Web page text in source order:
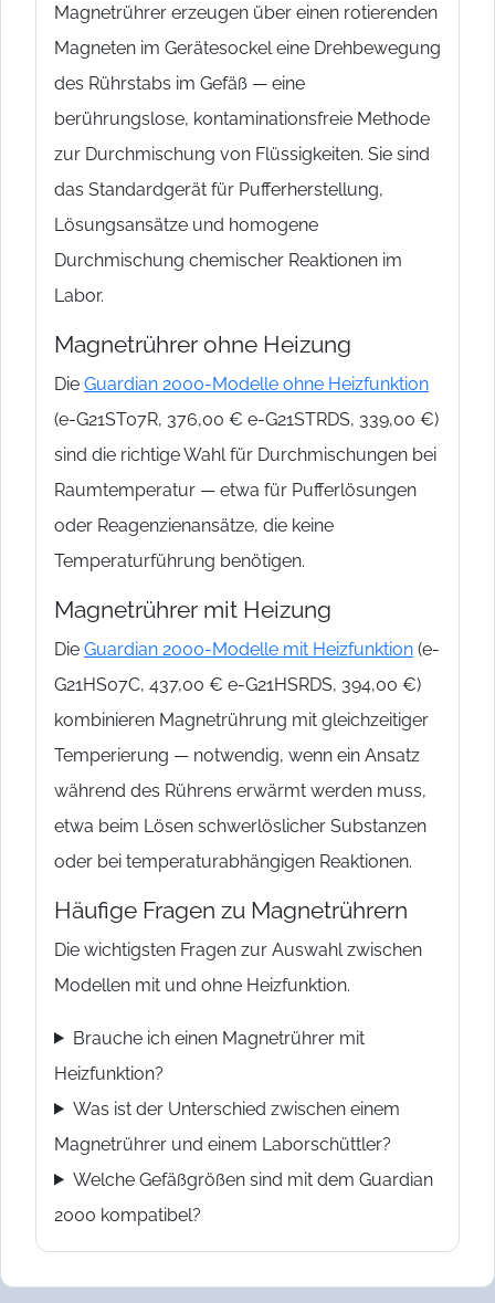
Magnetrührer erzeugen über einen rotierenden
Magneten im Gerätesockel eine Drehbewegung
des Rührstabs im Gefäß — eine
berührungslose, kontaminationsfreie Methode
zur Durchmischung von Flüssigkeiten. Sie sind
das Standardgerät für Pufferherstellung,
Lösungsansätze und homogene
Durchmischung chemischer Reaktionen im
Labor.
Magnetrührer ohne Heizung
Die Guardian 2000-Modelle ohne Heizfunktion
(e-G21ST07R, 376,00 € e-G21STRDS, 339,00 €)
sind die richtige Wahl für Durchmischungen bei
Raumtemperatur — etwa für Pufferlösungen
oder Reagenzienansätze, die keine
Temperaturführung benötigen.
Magnetrührer mit Heizung
Die Guardian 2000-Modelle mit Heizfunktion (e-
G21HS07C, 437,00 € e-G21HSRDS, 394,00 €)
kombinieren Magnetrührung mit gleichzeitiger
Temperierung — notwendig, wenn ein Ansatz
während des Rührens erwärmt werden muss,
etwa beim Lösen schwerlöslicher Substanzen
oder bei temperaturabhängigen Reaktionen.
Häufige Fragen zu Magnetrührern
Die wichtigsten Fragen zur Auswahl zwischen
Modellen mit und ohne Heizfunktion.
Brauche ich einen Magnetrührer mit
Heizfunktion?
Was ist der Unterschied zwischen einem
Magnetrührer und einem Laborschüttler?
Welche Gefäßgrößen sind mit dem Guardian
2000 kompatibel?